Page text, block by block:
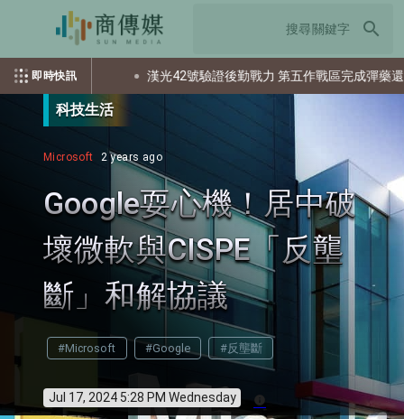
search
即時快訊
個資？ 漢光42號驗證後勤戰力 第五作戰區完成彈藥還屯整備
科技生活
Microsoft 2 years ago
Google耍心機！居中破
壞微軟與CISPE「反壟
斷」和解協議
#Microsoft #Google #反壟斷
Jul 17, 2024 5:28 PM Wednesday info